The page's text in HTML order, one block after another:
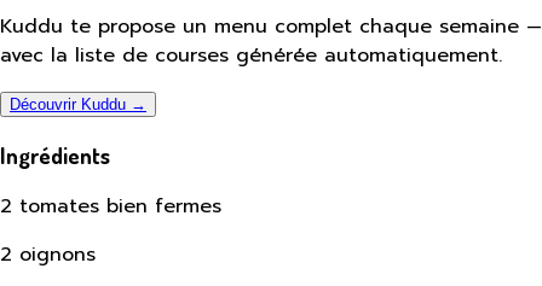
Kuddu te propose un menu complet chaque semaine —
avec la liste de courses générée automatiquement.
Découvrir Kuddu →
Ingrédients
2 tomates bien fermes
2 oignons